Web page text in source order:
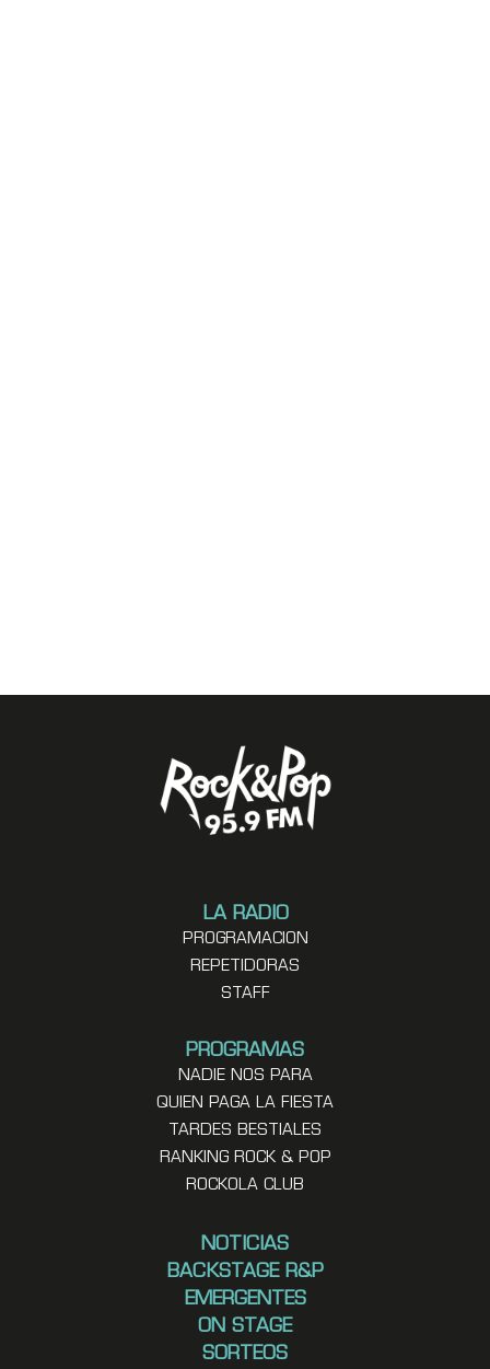
LA RADIO
PROGRAMACION
REPETIDORAS
STAFF
PROGRAMAS
NADIE NOS PARA
QUIEN PAGA LA FIESTA
TARDES BESTIALES
RANKING ROCK & POP
ROCKOLA CLUB
NOTICIAS
BACKSTAGE R&P
EMERGENTES
ON STAGE
SORTEOS